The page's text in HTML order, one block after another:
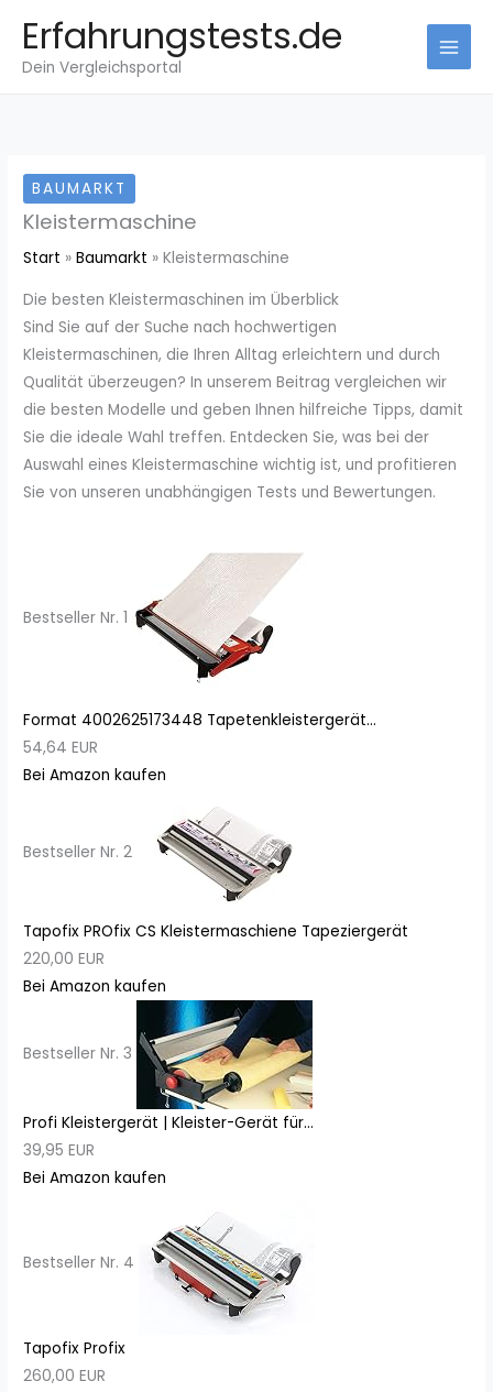
Inhalt
springen
Erfahrungstests.de
Dein Vergleichsportal
BAUMARKT
Kleistermaschine
Start Baumarkt Kleistermaschine
Die besten Kleistermaschinen im Überblick
Sind Sie auf der Suche nach hochwertigen
Kleistermaschinen, die Ihren Alltag erleichtern und durch
Qualität überzeugen? In unserem Beitrag vergleichen wir
die besten Modelle und geben Ihnen hilfreiche Tipps, damit
Sie die ideale Wahl treffen. Entdecken Sie, was bei der
Auswahl eines Kleistermaschine wichtig ist, und profitieren
Sie von unseren unabhängigen Tests und Bewertungen.
Bestseller Nr. 1
Format 4002625173448 Tapetenkleistergerät...
54,64 EUR
Bei Amazon kaufen
Bestseller Nr. 2
Tapofix PROfix CS Kleistermaschiene Tapeziergerät
220,00 EUR
Bei Amazon kaufen
Bestseller Nr. 3
Profi Kleistergerät | Kleister-Gerät für...
39,95 EUR
Bei Amazon kaufen
Bestseller Nr. 4
Tapofix Profix
260,00 EUR